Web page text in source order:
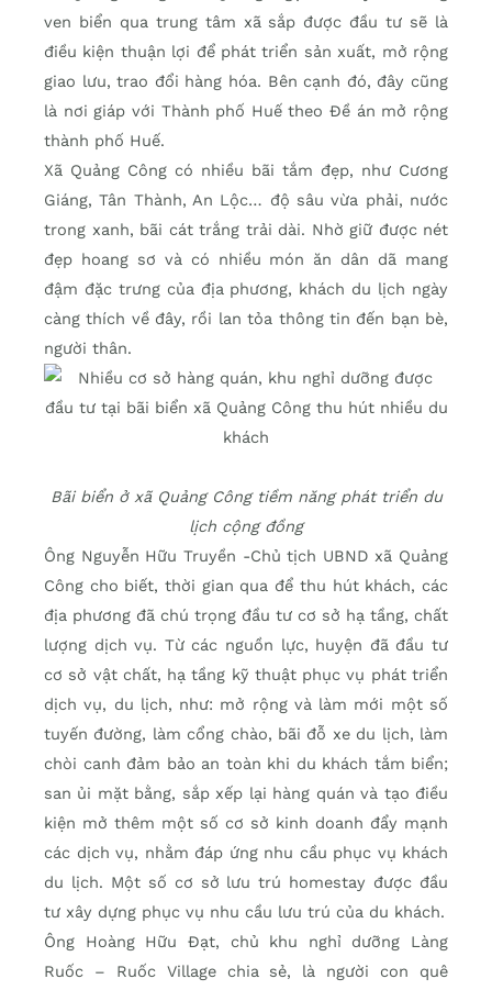
ven biển qua trung tâm xã sắp được đầu tư sẽ là
điều kiện thuận lợi để phát triển sản xuất, mở rộng
giao lưu, trao đổi hàng hóa. Bên cạnh đó, đây cũng
là nơi giáp với Thành phố Huế theo Đề án mở rộng
thành phố Huế.
Xã Quảng Công có nhiều bãi tắm đẹp, như Cương
Giáng, Tân Thành, An Lộc… độ sâu vừa phải, nước
trong xanh, bãi cát trắng trải dài. Nhờ giữ được nét
đẹp hoang sơ và có nhiều món ăn dân dã mang
đậm đặc trưng của địa phương, khách du lịch ngày
càng thích về đây, rồi lan tỏa thông tin đến bạn bè,
người thân.
Bãi biển ở xã Quảng Công tiềm năng phát triển du
lịch cộng đồng
Ông Nguyễn Hữu Truyền -Chủ tịch UBND xã Quảng
Công cho biết, thời gian qua để thu hút khách, các
địa phương đã chú trọng đầu tư cơ sở hạ tầng, chất
lượng dịch vụ. Từ các nguồn lực, huyện đã đầu tư
cơ sở vật chất, hạ tầng kỹ thuật phục vụ phát triển
dịch vụ, du lịch, như: mở rộng và làm mới một số
tuyến đường, làm cổng chào, bãi đỗ xe du lịch, làm
chòi canh đảm bảo an toàn khi du khách tắm biển;
san ủi mặt bằng, sắp xếp lại hàng quán và tạo điều
kiện mở thêm một số cơ sở kinh doanh đẩy mạnh
các dịch vụ, nhằm đáp ứng nhu cầu phục vụ khách
du lịch. Một số cơ sở lưu trú homestay được đầu
tư xây dựng phục vụ nhu cầu lưu trú của du khách.
Ông Hoàng Hữu Đạt, chủ khu nghỉ dưỡng Làng
Ruốc – Ruốc Village chia sẻ, là người con quê